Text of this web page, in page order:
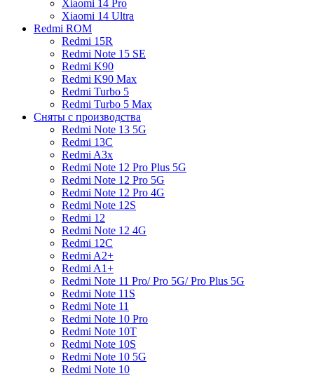
Xiaomi 14 Pro
Xiaomi 14 Ultra
Redmi ROM
Redmi 15R
Redmi Note 15 SE
Redmi K90
Redmi K90 Max
Redmi Turbo 5
Redmi Turbo 5 Max
Сняты с производства
Redmi Note 13 5G
Redmi 13C
Redmi A3x
Redmi Note 12 Pro Plus 5G
Redmi Note 12 Pro 5G
Redmi Note 12 Pro 4G
Redmi Note 12S
Redmi 12
Redmi Note 12 4G
Redmi 12C
Redmi A2+
Redmi A1+
Redmi Note 11 Pro/ Pro 5G/ Pro Plus 5G
Redmi Note 11S
Redmi Note 11
Redmi Note 10 Pro
Redmi Note 10T
Redmi Note 10S
Redmi Note 10 5G
Redmi Note 10